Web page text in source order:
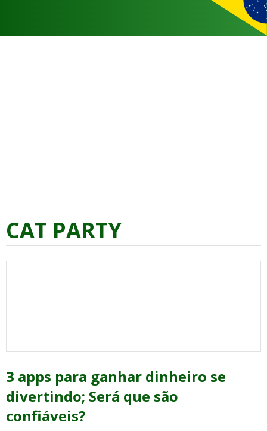
CAT PARTY
3 apps para ganhar dinheiro se
divertindo; Será que são
confiáveis?